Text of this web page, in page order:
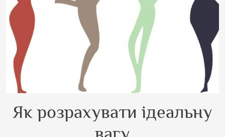
Як розрахувати ідеальну